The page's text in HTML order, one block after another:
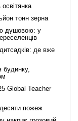
тонн зерна
душовою: у
де вже
Global Teacher
пожеж